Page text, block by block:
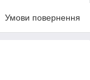
Умови повернення